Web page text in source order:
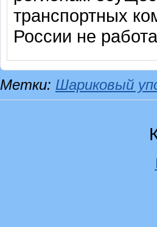
транспортных
России не
Метки: Шариковый